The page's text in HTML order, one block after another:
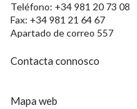
Teléfono: +34 981 20 73 08
Fax: +34 981 21 64 67
Apartado de correo 557
Contacta connosco
Mapa web